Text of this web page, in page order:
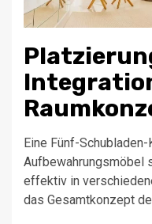
Eine Fünf-
Aufbewahrungsmöbel
effektiv in
das Gesamtkonzept